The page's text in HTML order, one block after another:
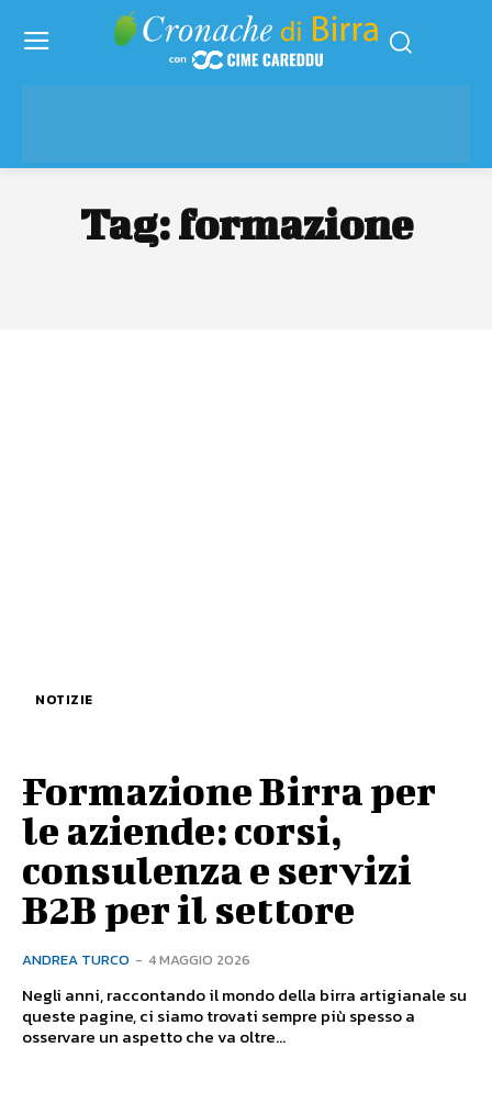
Tag:formazione
NOTIZIE
Formazione Birra per
le aziende: corsi,
consulenza e servizi
B2B per il settore
ANDREA TURCO - 4 MAGGIO 2026
Negli anni, raccontando il mondo della birra artigianale su
queste pagine, ci siamo trovati sempre più spesso a
osservare un aspetto che va oltre...